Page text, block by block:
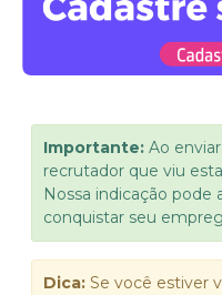
Importante: Ao
recrutador que viu
Nossa indicação pode
conquistar seu
Dica: Se você estiver